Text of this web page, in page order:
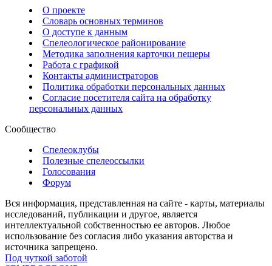
О проекте
Словарь основных терминов
О доступе к данным
Спелеологическое районирование
Методика заполнения карточки пещеры
Работа с графикой
Контакты администраторов
Политика обработки персональных данных
Согласие посетителя сайта на обработку
персональных данных
Сообщество
Спелеоклубы
Полезные спелеоссылки
Голосования
Форум
Вся информация, представленная на сайте - карты, материалы
исследований, публикации и другое, является
интеллектуальной собственностью ее авторов. Любое
использование без согласия либо указания авторства и
источника запрещено.
Под чуткой заботой